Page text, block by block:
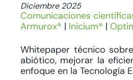
Diciembre 2025
Comunicaciones
Armurox® | Inicium® |
Whitepaper técnico
abiótico, mejorar la
enfoque en la Tecnología